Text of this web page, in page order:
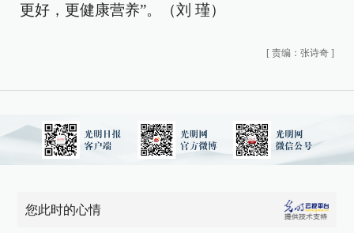
更好，更健康营养”。（刘 瑾）
[ 责编：张诗奇 ]
您此时的心情